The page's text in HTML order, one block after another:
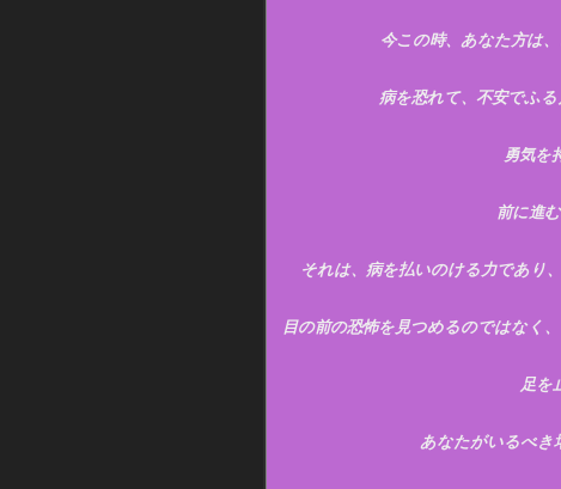
今この時、あなた方は
病を恐れて、不安でふ
勇気を
前に進
それは、病を払いのける力であり
目の前の恐怖を見つめるのではなく
足を
あなたがいるべき